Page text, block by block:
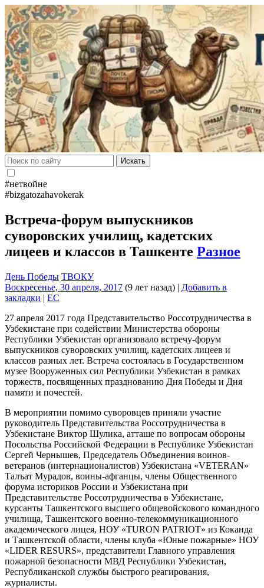
Искать
#нетвойне
#bizgatozahavokerak
Встреча-форум выпускников
суворовских училищ, кадетских
лицеев и классов в Ташкенте Разное
День Победы ТВОКУ
Воскресенье, 30 апреля, 2017 (9 лет назад) | Добавить в
закладки | EC
27 апреля 2017 года Представительство Россотрудничества в
Узбекистане при содействии Министерства обороны
Республики Узбекистан организовало встречу-форум
выпускников суворовских училищ, кадетских лицеев и
классов разных лет. Встреча состоялась в Государственном
музее Вооруженных сил Республики Узбекистан в рамках
торжеств, посвященных празднованию Дня Победы и Дня
памяти и почестей.
В мероприятии помимо суворовцев приняли участие
руководитель Представительства Россотрудничества в
Узбекистане Виктор Шулика, атташе по вопросам обороны
Посольства Российской Федерации в Республике Узбекистан
Сергей Чернышев, Председатель Объединения воинов-
ветеранов (интернационалистов) Узбекистана «VETERAN»
Талъат Мурадов, воины-афганцы, члены Общественного
форума историков России и Узбекистана при
Представительстве Россотрудничества в Узбекистане,
курсанты Ташкентского высшего общевойскового командного
училища, Ташкентского военно-телекоммуникационного
академического лицея, НОУ «TURON PATRIOT» из Коканда
и Ташкентской области, члены клуба «Юные пожарные» НОУ
«LIDER RESURS», представители Главного управления
пожарной безопасности МВД Республики Узбекистан,
Республиканской службы быстрого реагирования,
журналисты.